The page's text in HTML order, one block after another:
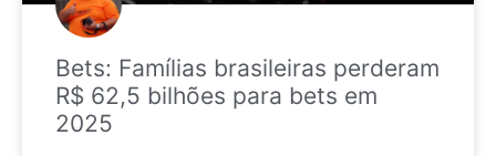
Bets: Famílias brasileiras perderam
R$ 62,5 bilhões para bets em
2025